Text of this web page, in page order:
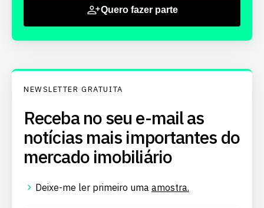
Quero fazer parte
NEWSLETTER GRATUITA
Receba no seu e-mail as
notícias mais importantes do
mercado imobiliário
Deixe-me ler primeiro uma amostra.